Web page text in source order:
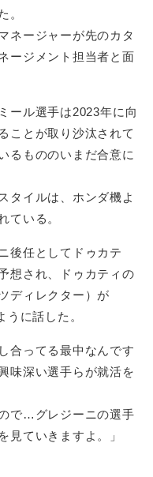
。
ネージャーが先のカタ
ージメント担当者と面
ール選手は2023年に向
ことが取り沙汰されて
るもののいまだ合意に
タイルは、ホンダ機よ
ている。
後任としてドゥカテ
想され、ドゥカティの
ディレクター）が
うに話した。
合ってる最中なんです
味深い選手らが就活を
で…グレジーニの選手
見ていきますよ。」